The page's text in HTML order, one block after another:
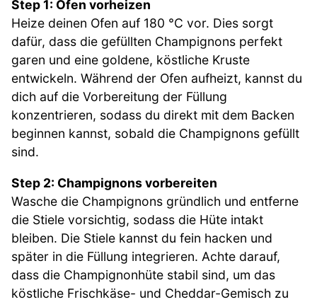
Step 1: Ofen vorheizen
Heize deinen Ofen auf 180 °C vor. Dies sorgt
dafür, dass die gefüllten Champignons perfekt
garen und eine goldene, köstliche Kruste
entwickeln. Während der Ofen aufheizt, kannst du
dich auf die Vorbereitung der Füllung
konzentrieren, sodass du direkt mit dem Backen
beginnen kannst, sobald die Champignons gefüllt
sind.
Step 2: Champignons vorbereiten
Wasche die Champignons gründlich und entferne
die Stiele vorsichtig, sodass die Hüte intakt
bleiben. Die Stiele kannst du fein hacken und
später in die Füllung integrieren. Achte darauf,
dass die Champignonhüte stabil sind, um das
köstliche Frischkäse- und Cheddar-Gemisch zu